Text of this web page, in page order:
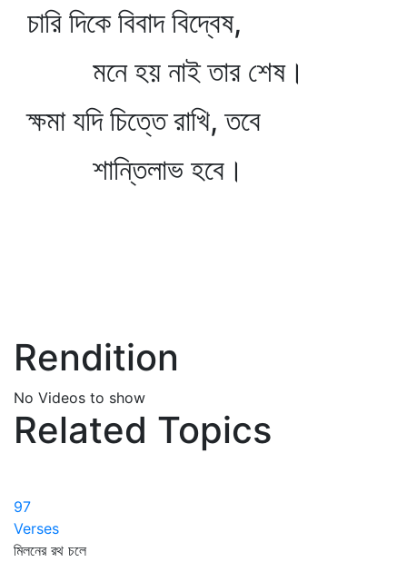
চারি দিকে বিবাদ বিদ্বেষ,
মনে হয় নাই তার শেষ।
ক্ষমা যদি চিত্তে রাখি, তবে
শান্তিলাভ হবে।
Rendition
No Videos to show
Related Topics
97
Verses
মিলনের রথ চলে